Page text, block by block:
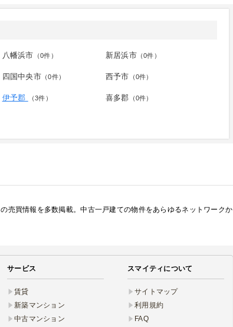
八幡浜市 （0件） 新居浜市（0件）
四国中央市（0件） 西予市 （0件）
伊予郡 （3件） 喜多郡 （0件）
売買情報を多数掲載。中古一戸建ての物件をあらゆるネットワークか
サービス
賃貸
新築マンション
中古マンション
スマイティについて
サイトマップ
利用規約
FAQ